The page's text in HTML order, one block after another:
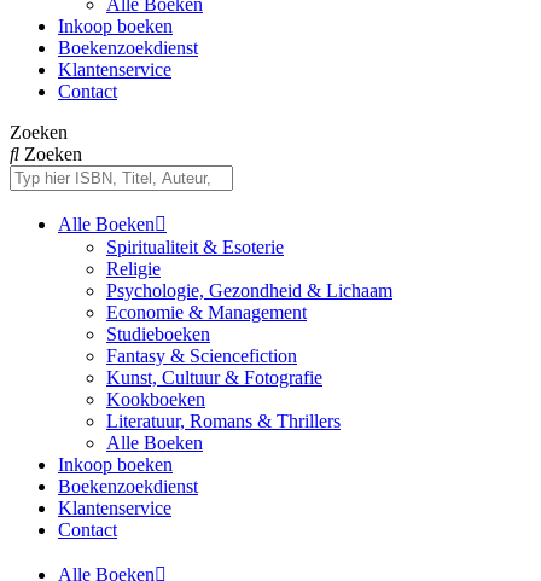
Inkoop boeken
Boekenzoekdienst
Klantenservice
Contact
Zoeken
Zoeken
Alle Boeken
Spiritualiteit & Esoterie
Religie
Psychologie, Gezondheid & Lichaam
Economie & Management
Studieboeken
Fantasy & Sciencefiction
Kunst, Cultuur & Fotografie
Kookboeken
Literatuur, Romans & Thrillers
Alle Boeken
Inkoop boeken
Boekenzoekdienst
Klantenservice
Contact
Alle Boeken